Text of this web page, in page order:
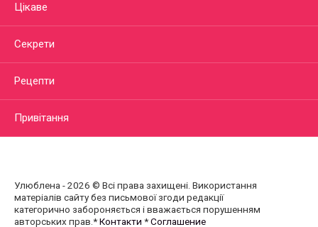
Цікаве
Секрети
Рецепти
Привітання
Улюблена - 2026 © Всі права захищені. Використання
матеріалів сайту без письмової згоди редакції
категорично забороняється і вважається порушенням
авторських прав.*Контакти *Соглашение